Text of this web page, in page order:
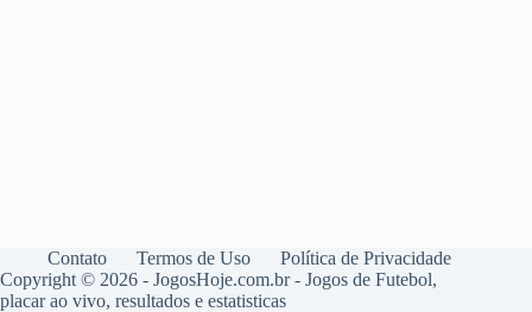
Contato Termos de Uso
Política de Privacidade
Copyright © 2026 - JogosHoje.com.br - Jogos de Futebol,
placar ao vivo, resultados e estatisticas